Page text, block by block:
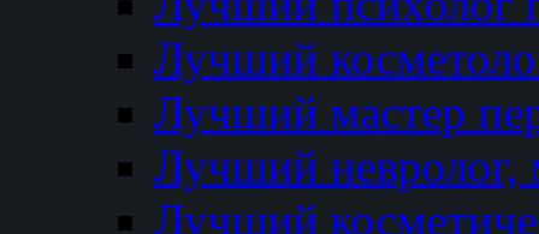
Лучший
Лучший мастер
Лучший невролог,
Лучший